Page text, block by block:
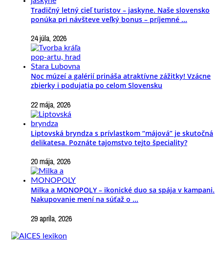
Tradičný letný cieľ turistov – jaskyne. Naše slovensko
ponúka pri návšteve veľký bonus – príjemné ...
24 júla, 2026
Noc múzeí a galérií prináša atraktívne zážitky! Vzácne
zbierky i podujatia po celom Slovensku
22 mája, 2026
Liptovská bryndza s prívlastkom “májová” je skutočná
delikatesa. Poznáte tajomstvo tejto špeciality?
20 mája, 2026
Milka a MONOPOLY – ikonické duo sa spája v kampani.
Nakupovanie mení na súťaž o ...
29 apríla, 2026